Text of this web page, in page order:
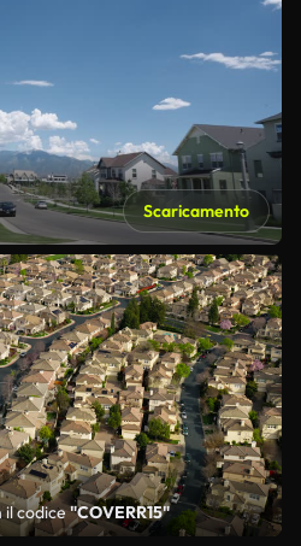
Scaricamento
il codice"COVERR15"